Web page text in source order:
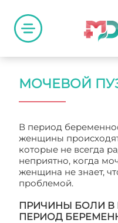
МОЧЕВОЙ
В период
женщины
которые не всегда
неприятно, когда
женщина не знает,
проблемой.
ПРИЧИНЫ БОЛИ В
ПЕРИОД